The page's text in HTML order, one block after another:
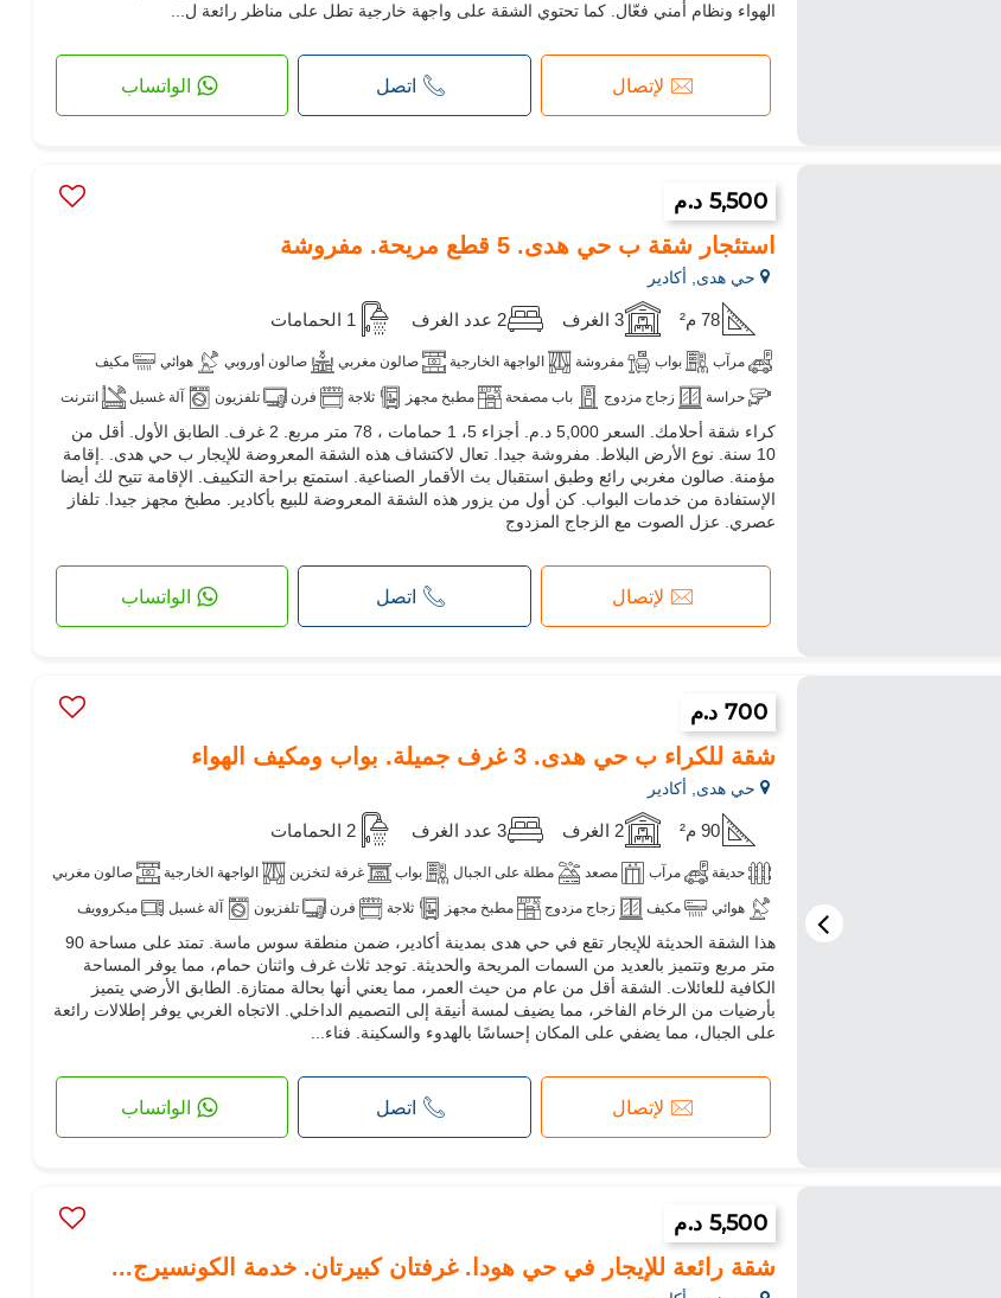
الهواء ونظام أمني فعّال. كما تحتوي الشقة على واجهة خارجية تطل على مناظر رائعة ل...
لإتصال اتصل الواتساب
5,500 د.م
استئجار شقة ب حي هدى. 5 قطع مريحة. مفروشة
حي هدى, أكادير
78 م² 3 الغرف 2 عدد الغرف 1 الحمامات
مرآب بواب مفروشة الواجهة الخارجية صالون مغربي صالون أوروبي هوائي مكيف
حراسة زجاج مزدوج باب مصفحة مطبخ مجهز ثلاجة فرن تلفزيون آلة غسيل انترنت
كراء شقة أحلامك. السعر 5,000 د.م. أجزاء 5، 1 حمامات ، 78 متر مربع. 2 غرف. الطابق الأول‎. أقل من
10 سنة. نوع الأرض البلاط. مفروشة جيدا. تعال لاكتشاف هذه الشقة المعروضة للإيجار ب حي هدى. .إقامة
مؤمنة. صالون مغربي رائع وطبق استقبال بث الأقمار الصناعية. استمتع براحة التكييف. الإقامة تتيح لك أيضا
الإستفادة من خدمات البواب. كن أول من يزور هذه الشقة المعروضة للبيع بأكادير. مطبخ مجهز جيدا. تلفاز
عصري. عزل الصوت مع الزجاج المزدوج
لإتصال اتصل الواتساب
700 د.م
شقة للكراء ب حي هدى. 3 غرف جميلة. بواب ومكيف الهواء
حي هدى, أكادير
90 م² 2 الغرف 3 عدد الغرف 2 الحمامات
حديقة مرآب مصعد مطلة على الجبال بواب غرفة لتخزين الواجهة الخارجية صالون مغربي
هوائي مكيف زجاج مزدوج مطبخ مجهز ثلاجة فرن تلفزيون آلة غسيل ميكروويف
انترنت مسموح بدخول الحيوانات الأليفة
هذا الشقة الحديثة للإيجار تقع في حي هدى بمدينة أكادير، ضمن منطقة سوس ماسة. تمتد على مساحة 90
متر مربع وتتميز بالعديد من السمات المريحة والحديثة. توجد ثلاث غرف واثنان حمام، مما يوفر المساحة
الكافية للعائلات. الشقة أقل من عام من حيث العمر، مما يعني أنها بحالة ممتازة. الطابق الأرضي يتميز
بأرضيات من الرخام الفاخر، مما يضيف لمسة أنيقة إلى التصميم الداخلي. الاتجاه الغربي يوفر إطلالات رائعة
على الجبال، مما يضفي على المكان إحساسًا بالهدوء والسكينة. فناء...
لإتصال اتصل الواتساب
5,500 د.م
شقة رائعة للإيجار في حي هودا. غرفتان كبيرتان. خدمة الكونسيرج...